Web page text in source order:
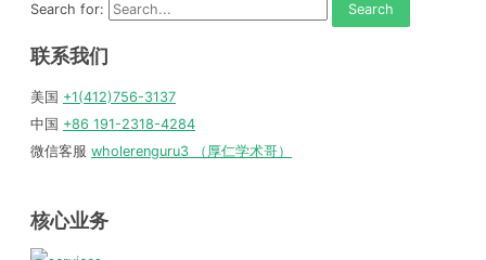
Search for:
联系我们
美国 +1(412)756-3137
中国 +86 191-2318-4284
微信客服 wholerenguru3 （厚仁学术哥）
核心业务